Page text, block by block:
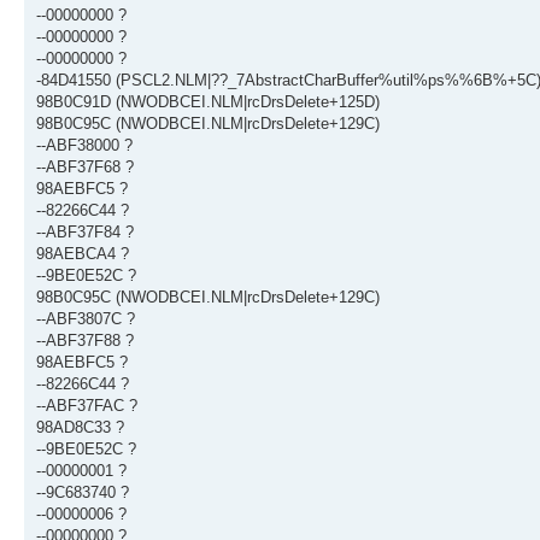
--00000000 ?
--00000000 ?
--00000000 ?
-84D41550 (PSCL2.NLM|??_7AbstractCharBuffer%util%ps%%6B%+5C)
98B0C91D (NWODBCEI.NLM|rcDrsDelete+125D)
98B0C95C (NWODBCEI.NLM|rcDrsDelete+129C)
--ABF38000 ?
--ABF37F68 ?
98AEBFC5 ?
--82266C44 ?
--ABF37F84 ?
98AEBCA4 ?
--9BE0E52C ?
98B0C95C (NWODBCEI.NLM|rcDrsDelete+129C)
--ABF3807C ?
--ABF37F88 ?
98AEBFC5 ?
--82266C44 ?
--ABF37FAC ?
98AD8C33 ?
--9BE0E52C ?
--00000001 ?
--9C683740 ?
--00000006 ?
--00000000 ?